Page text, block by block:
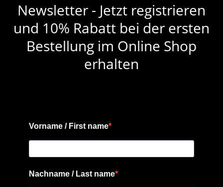
Newsletter - Jetzt registrieren
und 10% Rabatt bei der ersten
Bestellung im Online Shop
erhalten
Vorname / First name
Nachname / Last name